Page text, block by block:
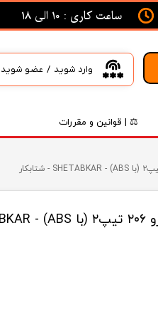
⚖ | قوانین و مقررات
ساعت کاری : 10 الی 18
وارد شوید / عضو شوید
حساب کاربری من
تغییر گذر واژه
خروج از حساب کاربری